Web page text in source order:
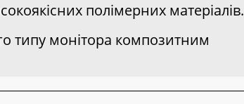
полімерних матеріалів.
типу монітора композитним